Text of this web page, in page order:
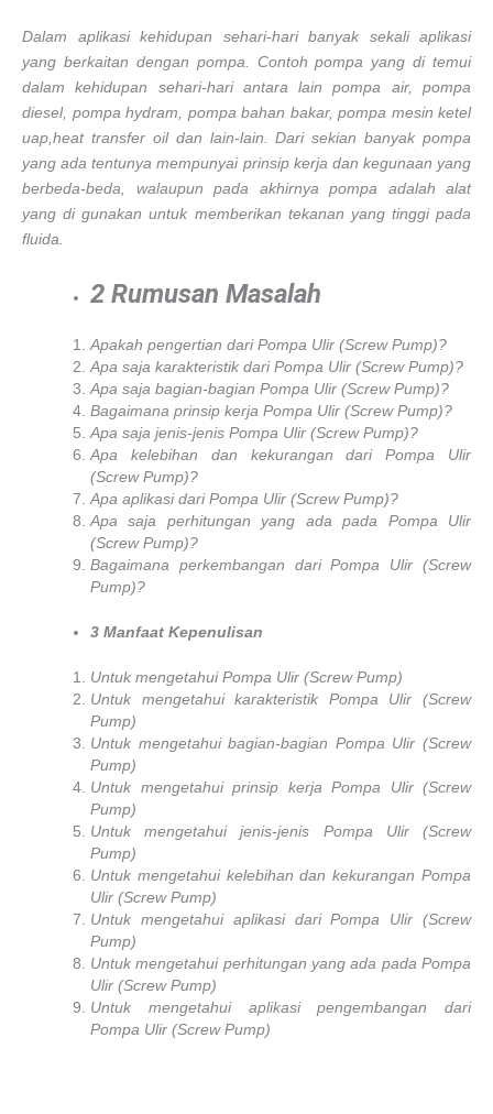
Dalam aplikasi kehidupan sehari-hari banyak sekali aplikasi
yang berkaitan dengan pompa. Contoh pompa yang di temui
dalam kehidupan sehari-hari antara lain pompa air, pompa
diesel, pompa hydram, pompa bahan bakar, pompa mesin ketel
uap,heat transfer oil dan lain-lain. Dari sekian banyak pompa
yang ada tentunya mempunyai prinsip kerja dan kegunaan yang
berbeda-beda, walaupun pada akhirnya pompa adalah alat
yang di gunakan untuk memberikan tekanan yang tinggi pada
fluida.
2 Rumusan Masalah
Apakah pengertian dari Pompa Ulir (Screw Pump)?
Apa saja karakteristik dari Pompa Ulir (Screw Pump)?
Apa saja bagian-bagian Pompa Ulir (Screw Pump)?
Bagaimana prinsip kerja Pompa Ulir (Screw Pump)?
Apa saja jenis-jenis Pompa Ulir (Screw Pump)?
Apa kelebihan dan kekurangan dari Pompa Ulir
(Screw Pump)?
Apa aplikasi dari Pompa Ulir (Screw Pump)?
Apa saja perhitungan yang ada pada Pompa Ulir
(Screw Pump)?
Bagaimana perkembangan dari Pompa Ulir (Screw
Pump)?
3 Manfaat Kepenulisan
Untuk mengetahui Pompa Ulir (Screw Pump)
Untuk mengetahui karakteristik Pompa Ulir (Screw
Pump)
Untuk mengetahui bagian-bagian Pompa Ulir (Screw
Pump)
Untuk mengetahui prinsip kerja Pompa Ulir (Screw
Pump)
Untuk mengetahui jenis-jenis Pompa Ulir (Screw
Pump)
Untuk mengetahui kelebihan dan kekurangan Pompa
Ulir (Screw Pump)
Untuk mengetahui aplikasi dari Pompa Ulir (Screw
Pump)
Untuk mengetahui perhitungan yang ada pada Pompa
Ulir (Screw Pump)
Untuk mengetahui aplikasi pengembangan dari
Pompa Ulir (Screw Pump)